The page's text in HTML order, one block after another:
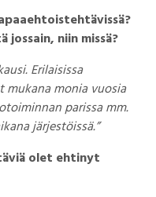
niin missä?
Erilaisissa
monia vuosia
parissa mm.
järjestöissä.”
olet ehtinyt